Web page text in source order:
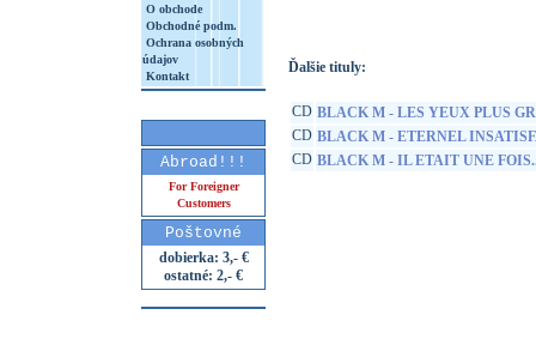
O obchode
Obchodné podm.
Ochrana osobných
údajov
Kontakt
Abroad!!!
For Foreigner
Customers
Poštovné
dobierka: 3,- €
ostatné: 2,- €
Ďalšie tituly:
CD BLACK M - LES YEUX PLUS
CD BLACK M - ETERNEL
CD BLACK M - IL ETAIT UNE